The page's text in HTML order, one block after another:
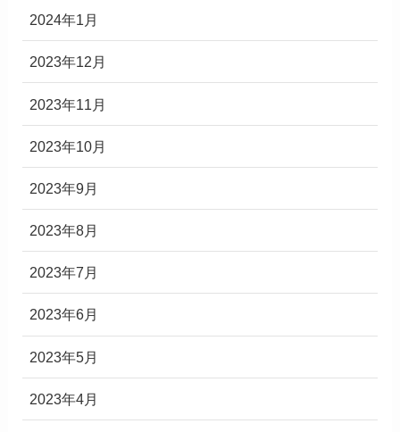
2024年1月
2023年12月
2023年11月
2023年10月
2023年9月
2023年8月
2023年7月
2023年6月
2023年5月
2023年4月